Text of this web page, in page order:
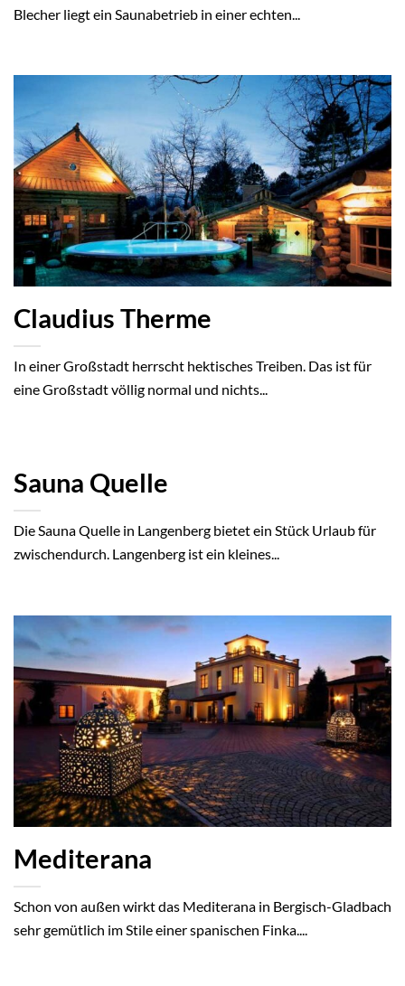
Blecher liegt ein Saunabetrieb in einer echten...
Claudius Therme
In einer Großstadt herrscht hektisches Treiben. Das ist für
eine Großstadt völlig normal und nichts...
Sauna Quelle
Die Sauna Quelle in Langenberg bietet ein Stück Urlaub für
zwischendurch. Langenberg ist ein kleines...
Mediterana
Schon von außen wirkt das Mediterana in Bergisch-Gladbach
sehr gemütlich im Stile einer spanischen Finka....